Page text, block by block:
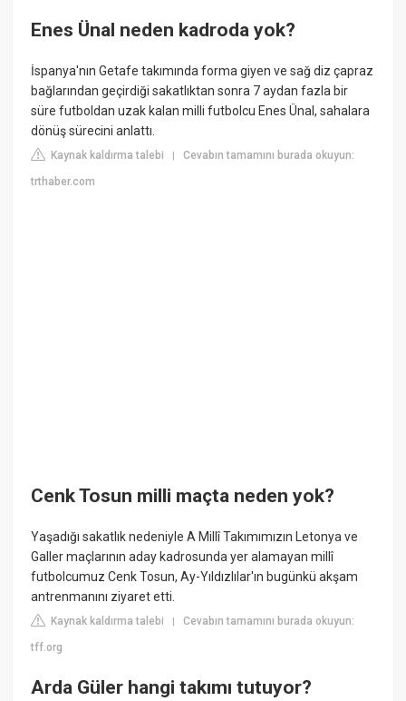
Enes Ünal neden kadroda yok?
İspanya'nın Getafe takımında forma giyen ve sağ diz çapraz
bağlarından geçirdiği sakatlıktan sonra 7 aydan fazla bir
süre futboldan uzak kalan milli futbolcu Enes Ünal, sahalara
dönüş sürecini anlattı.
Kaynak kaldırma talebi |Cevabın tamamını burada okuyun:
trthaber.com
Cenk Tosun milli maçta neden yok?
Yaşadığı sakatlık nedeniyle A Millî Takımımızın Letonya ve
Galler maçlarının aday kadrosunda yer alamayan millî
futbolcumuz Cenk Tosun, Ay-Yıldızlılar'ın bugünkü akşam
antrenmanını ziyaret etti.
Kaynak kaldırma talebi |Cevabın tamamını burada okuyun:
tff.org
Arda Güler hangi takımı tutuyor?